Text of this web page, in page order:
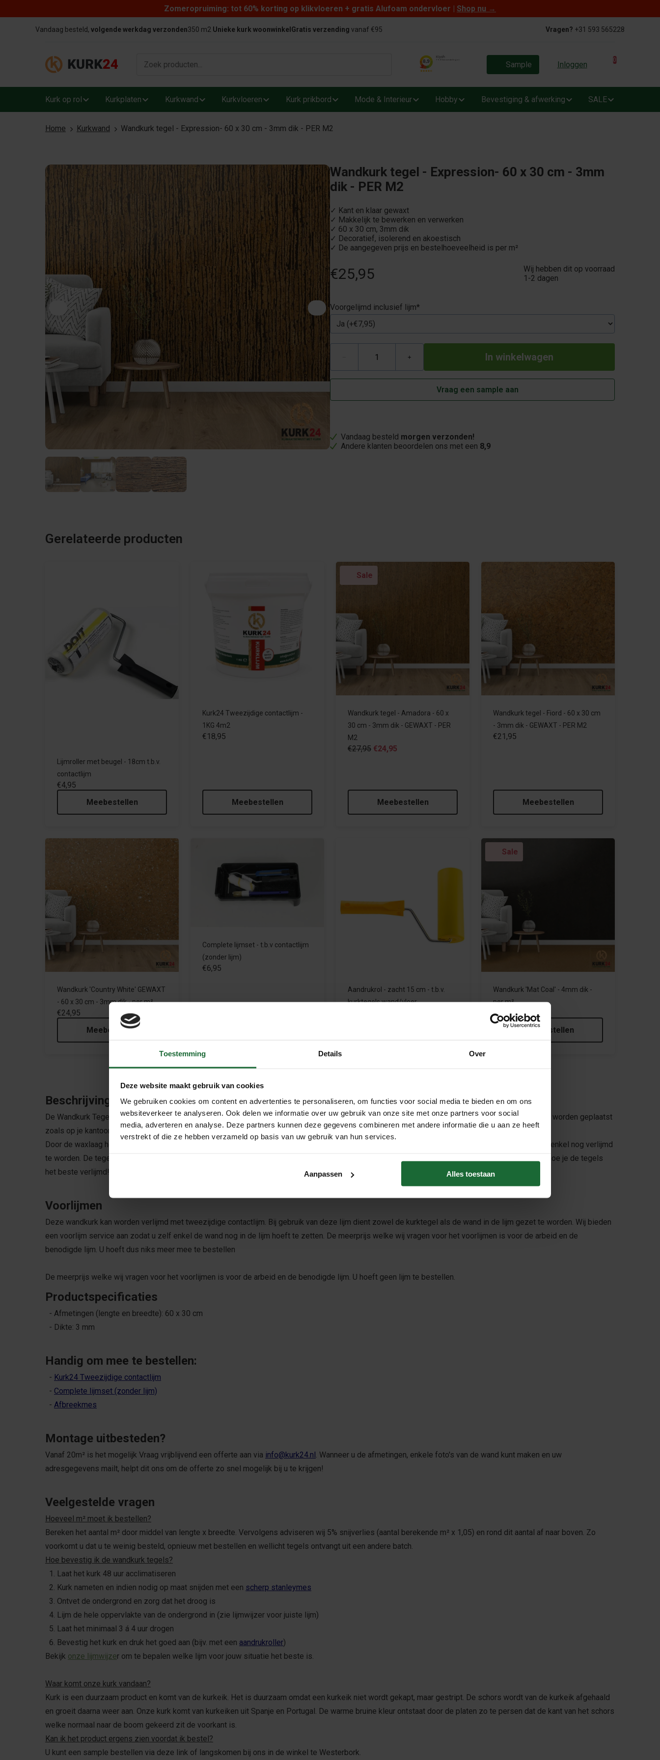
Toestemming Details Over
Deze website maakt gebruik van cookies
We gebruiken cookies om content en advertenties te personaliseren, om functies voor social media te bieden en om ons
websiteverkeer te analyseren. Ook delen we informatie over uw gebruik van onze site met onze partners voor social
media, adverteren en analyse. Deze partners kunnen deze gegevens combineren met andere informatie die u aan ze heeft
verstrekt of die ze hebben verzameld op basis van uw gebruik van hun services.
Aanpassen Alles toestaan
Zomeropruiming: tot 60% korting op klikvloeren + gratis Alufoam ondervloer | Shop nu →
Vandaag besteld, volgende werkdag verzonden350 m2 Unieke kurk woonwinkel Gratis verzending vanaf €95 Vragen? +31 593 565228
Sample Inloggen 0
Kurk op rol Kurkplaten Kurkwand Kurkvloeren Kurk prikbord Mode & Interieur Hobby Bevestiging & afwerking SALE
Home Kurkwand Wandkurk tegel - Expression- 60 x 30 cm - 3mm dik - PER M2
Wandkurk tegel - Expression- 60 x 30 cm - 3mm
dik - PER M2
✓ Kant en klaar gewaxt
✓ Makkelijk te bewerken en verwerken
✓ 60 x 30 cm, 3mm dik
✓ Decoratief, isolerend en akoestisch
✓ De aangegeven prijs en bestelhoeveelheid is per m²
€25,95
Wij hebben dit op voorraad
1-2 dagen
Voorgelijmd inclusief lijm*
+
Vraag een sample aan
Vandaag besteld morgen verzonden!
Andere klanten beoordelen ons met een 8,9
Gerelateerde producten
Lijmroller met beugel - 18cm t.b.v.
contactlijm
€4,95
Meebestellen
Kurk24 Tweezijdige contactlijm -
1KG 4m2
€18,95
Meebestellen
Sale
Wandkurk tegel - Amadora - 60 x
30 cm - 3mm dik - GEWAXT - PER
M2
€27,95 €24,95
Meebestellen
Wandkurk tegel - Fiord - 60 x 30 cm
- 3mm dik - GEWAXT - PER M2
€21,95
Meebestellen
Wandkurk 'Country White' GEWAXT
- 60 x 30 cm - 3mm dik - per m²
€24,95
Meebestellen
Complete lijmset - t.b.v contactlijm
(zonder lijm)
€6,95
Aandrukrol - zacht 15 cm - t.b.v.
kurktegels wand/vloer
Sale
Wandkurk 'Mat Coal' - 4mm dik -
per m²
€31,95
€29,95
Meebestellen
Beschrijving
De Wandkurk Tegel "Expression" is een opvallend en artistiek dat onmiddellijk de aandacht trekt. De kurktegels kunnen in veel verschillende ruimtes worden geplaatst
zoals op je kantoor, slaapkamer, woonkamers etc.
Door de waxlaag hoeven de tegels niet meer gelakt te worden en zijn de makkelijk schoon te houden. De kurk is kant & klaar voor montage en hoeft enkel nog verlijmd
te worden. De tegels sluiten mooi op elkaar aan en zijn hierdoor zeer geschikt om een complete wand om te toveren tot kurkwand! Lees hieronder hoe je de tegels
het beste verlijmd!
Voorlijmen
Deze wandkurk kan worden verlijmd met tweezijdige contactlijm. Bij gebruik van deze lijm dient zowel de kurktegel als de wand in de lijm gezet te worden. Wij bieden
een voorlijm service aan zodat u zelf enkel de wand nog in de lijm hoeft te zetten. De meerprijs welke wij vragen voor het voorlijmen is voor de arbeid en de
benodigde lijm. U hoeft dus niks meer mee te bestellen
De meerprijs welke wij vragen voor het voorlijmen is voor de arbeid en de benodigde lijm. U hoeft geen lijm te bestellen.
Productspecificaties
- Afmetingen (lengte en breedte): 60 x 30 cm
- Dikte: 3 mm
Handig om mee te bestellen:
- Kurk24 Tweezijdige contactlijm
- Complete lijmset (zonder lijm)
- Afbreekmes
Montage uitbesteden?
Vanaf 20m² is het mogelijk Vraag vrijblijvend een offerte aan via info@kurk24.nl . Wanneer u de afmetingen, enkele foto's van de wand kunt maken en uw
adresgegevens mailt, helpt dit ons om de offerte zo snel mogelijk bij u te krijgen!
Veelgestelde vragen
Hoeveel m² moet ik bestellen?
Bereken het aantal m² door middel van lengte x breedte. Vervolgens adviseren wij 5% snijverlies (aantal berekende m² x 1,05) en rond dit aantal af naar boven. Zo
voorkomt u dat u te weinig besteld, opnieuw met bestellen en wellicht tegels ontvangt uit een andere batch.
Hoe bevestig ik de wandkurk tegels?
1. Laat het kurk 48 uur acclimatiseren
2. Kurk nameten en indien nodig op maat snijden met een scherp stanleymes
3. Ontvet de ondergrond en zorg dat het droog is
4. Lijm de hele oppervlakte van de ondergrond in (zie lijmwijzer voor juiste lijm)
5. Laat het minimaal 3 á 4 uur drogen
6. Bevestig het kurk en druk het goed aan (bijv. met een aandrukroller)
Bekijk onze lijmwijzer om te bepalen welke lijm voor jouw situatie het beste is.
Waar komt onze kurk vandaan?
Kurk is een duurzaam product en komt van de kurkeik. Het is duurzaam omdat een kurkeik niet wordt gekapt, maar gestript. De schors wordt van de kurkeik afgehaald
en groeit daarna weer aan. Onze kurk komt van kurkeiken uit Spanje en Portugal. De warme bruine kleur ontstaat door de platen zo te persen dat de kant van het schors
welke normaal naar de boom gekeerd zit de voorkant is.
Kan ik het product ergens zien voordat ik bestel?
U kunt een sample bestellen via deze link of langskomen bij ons in de winkel te Westerbork.